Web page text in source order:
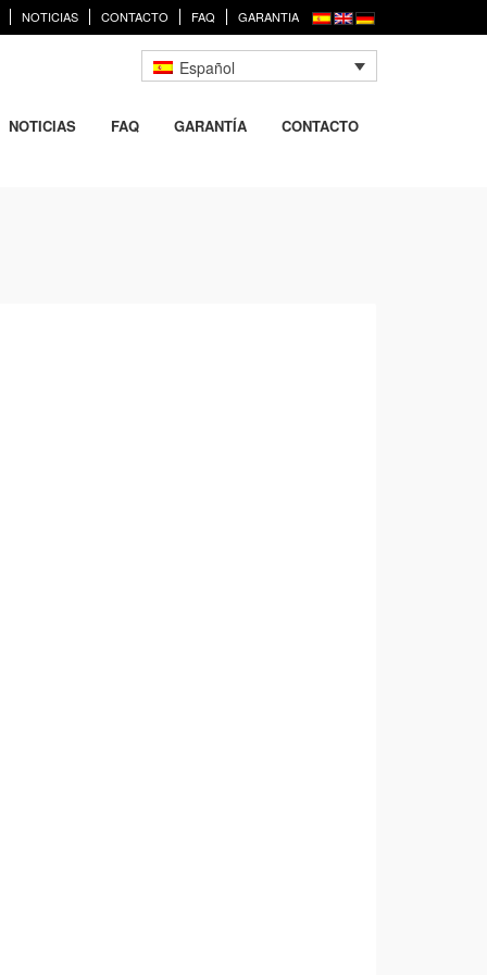
NOTICIAS CONTACTO FAQ GARANTIA
Español
NOTICIAS FAQ GARANTÍA CONTACTO